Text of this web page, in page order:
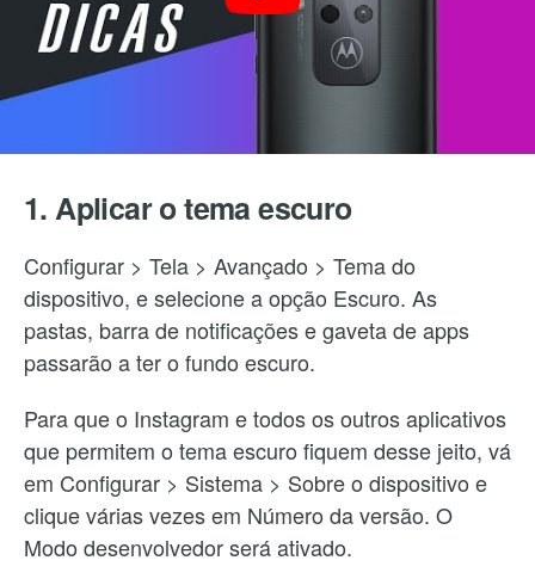
1. Aplicar o tema escuro
Configurar > Tela > Avançado > Tema do
dispositivo, e selecione a opção Escuro. As
pastas, barra de notificações e gaveta de apps
passarão a ter o fundo escuro.
Para que o Instagram e todos os outros aplicativos
que permitem o tema escuro fiquem desse jeito, vá
em Configurar > Sistema > Sobre o dispositivo e
clique várias vezes em Número da versão. O
Modo desenvolvedor será ativado.